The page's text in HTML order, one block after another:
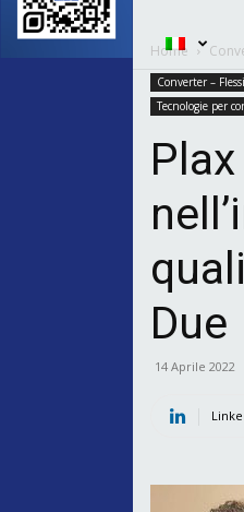
Home
Converter –
Tecnologie per
Due
14 Aprile 2022